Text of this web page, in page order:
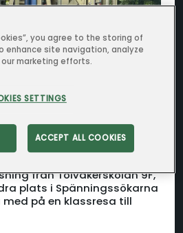
från Tolvåkerskolan 9F,
plats i Spänningssökarna
med på en klassresa till
you agree to the storing of
enhance site navigation, analyze
marketing efforts.
SETTINGS
ACCEPT ALL COOKIES